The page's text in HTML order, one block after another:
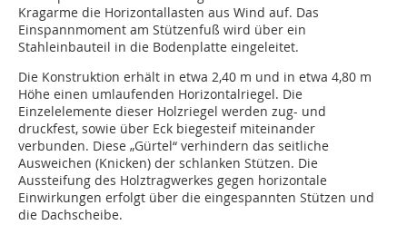
Kragarme die Horizontallasten aus Wind auf. Das
Einspannmoment am Stützenfuß wird über ein
Stahleinbauteil in die Bodenplatte eingeleitet.
Die Konstruktion erhält in etwa 2,40 m und in etwa 4,80 m
Höhe einen umlaufenden Horizontalriegel. Die
Einzelelemente dieser Holzriegel werden zug- und
druckfest, sowie über Eck biegesteif miteinander
verbunden. Diese „Gürtel“ verhindern das seitliche
Ausweichen (Knicken) der schlanken Stützen. Die
Aussteifung des Holztragwerkes gegen horizontale
Einwirkungen erfolgt über die eingespannten Stützen und
die Dachscheibe.